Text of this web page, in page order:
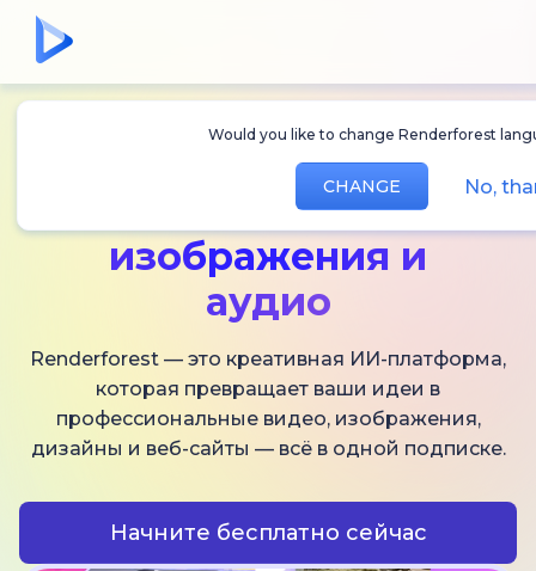
Would you like to change Renderforest
CHANGE No,
СоздавайтеИИ-
видео,
изображения и
аудио
Renderforest — это креативная ИИ-платформа,
которая превращает ваши идеи в
профессиональные видео, изображения,
дизайны и веб-сайты — всё в одной подписке.
Начните бесплатно сейчас